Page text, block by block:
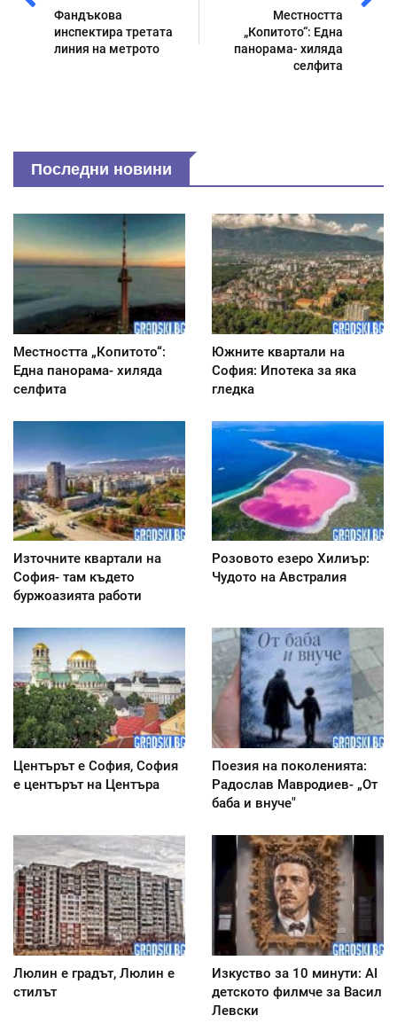
Фандъкова
инспектира третата
линия на метрото
Местността
„Копитото“: Една
панорама- хиляда
селфита
Последни новини
Местността „Копитото“:
Една панорама- хиляда
селфита
Южните квартали на
София: Ипотека за яка
гледка
Източните квартали на
София- там където
буржоазията работи
Розовото езеро Хилиър:
Чудото на Австралия
Центърът е София, София
е центърът на Центъра
Поезия на поколенията:
Радослав Мавродиев- „От
баба и внуче"
Люлин е градът, Люлин е
стилът
Изкуство за 10 минути: AI
детското филмче за Васил
Левски